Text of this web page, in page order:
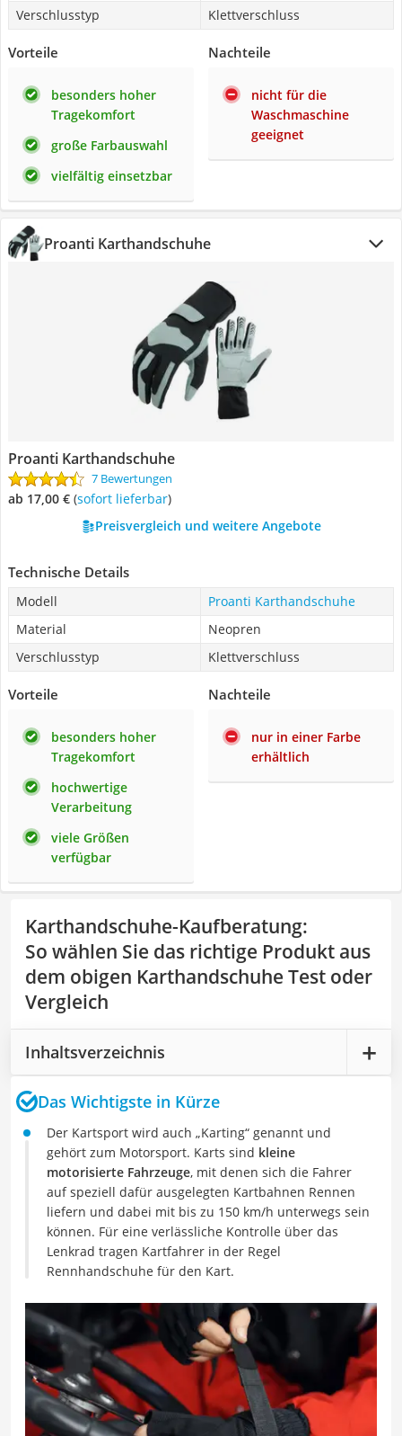
Verschlusstyp
Klettverschluss
Vorteile
besonders hoher
Tragekomfort
große Farbauswahl
vielfältig einsetzbar
Nachteile
nicht für die
Waschmaschine
geeignet
Proanti Karthandschuhe
Proanti Karthandschuhe
7 Bewertungen
ab 17,00 € ( Sofort lieferbar)
Preisvergleich und weitere Angebote
Technische Details
Modell
Proanti Karthandschuhe
Material
Neopren
Verschlusstyp
Klettverschluss
Vorteile
besonders hoher
Tragekomfort
hochwertige
Verarbeitung
viele Größen
verfügbar
Nachteile
nur in einer Farbe
erhältlich
Karthandschuhe-Kaufberatung:
So wählen Sie das richtige Produkt aus
dem obigen Karthandschuhe Test oder
Vergleich
Inhaltsverzeichnis
Das Wichtigste in Kürze
Der Kartsport wird auch „Karting“ genannt und
gehört zum Motorsport. Karts sind kleine
motorisierte Fahrzeuge, mit denen sich die Fahrer
auf speziell dafür ausgelegten Kartbahnen Rennen
liefern und dabei mit bis zu 150 km/h unterwegs sein
können. Für eine verlässliche Kontrolle über das
Lenkrad tragen Kartfahrer in der Regel
Rennhandschuhe für den Kart.